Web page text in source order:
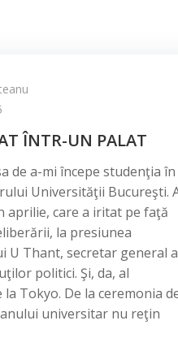
ÎNTR-UN PALAT
de a-mi începe studenţia în
Universităţii Bucureşti.
aprilie, care a iritat pe faţă
la presiunea
U Thant, secretar general
politici. Şi, da, al
la Tokyo. De la ceremonia
universitar nu reţin